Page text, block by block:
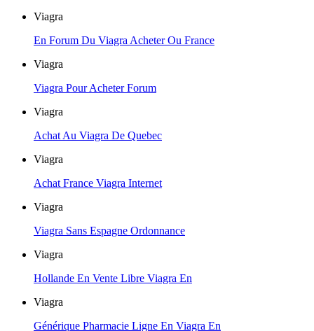
Viagra
En Forum Du Viagra Acheter Ou France
Viagra
Viagra Pour Acheter Forum
Viagra
Achat Au Viagra De Quebec
Viagra
Achat France Viagra Internet
Viagra
Viagra Sans Espagne Ordonnance
Viagra
Hollande En Vente Libre Viagra En
Viagra
Générique Pharmacie Ligne En Viagra En